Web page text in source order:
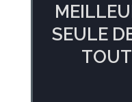
SEULE